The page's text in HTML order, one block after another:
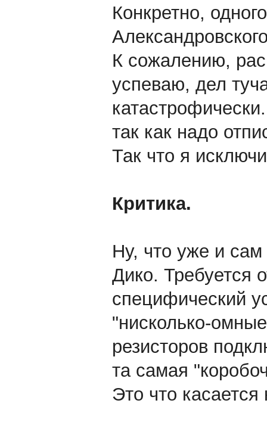
Конкретно,
К сожалению,
успеваю, дел
так как надо
Так что я
Критика.
Ну, что уже и сам
Дико. Требуется
специфический
"нисколько-
резисторов
та самая
Это что касается